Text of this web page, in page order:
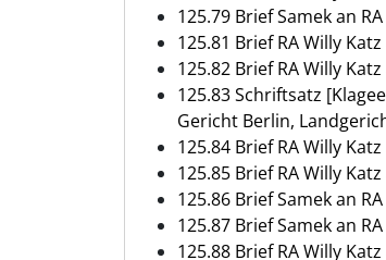
125.79 Brief Samek an
125.81 Brief RA Willy
125.82 Brief RA Willy
125.83 Schriftsatz
Gericht Berlin,
125.84 Brief RA Willy
125.85 Brief RA Willy
125.86 Brief Samek an
125.87 Brief Samek an
125.88 Brief RA Willy